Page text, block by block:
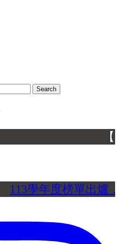
【 】
113學年度榜單出爐